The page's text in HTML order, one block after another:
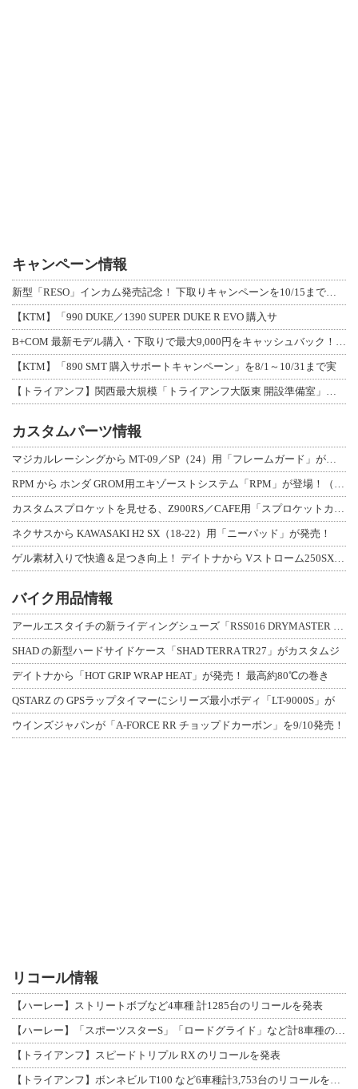
キャンペーン情報
【KTM】「990 DUKE／1390 SUPER DUKE R EVO 購入サ
【KTM】「890 SMT 購入サポートキャンペーン」を8/1～10/31まで実
カスタムパーツ情報
ネクサスから KAWASAKI H2 SX（18-22）用「ニーパッド」が発売！
バイク用品情報
SHAD の新型ハードサイドケース「SHAD TERRA TR27」がカスタムジ
デイトナから「HOT GRIP WRAP HEAT」が発売！ 最高約80℃の巻き
QSTARZ の GPSラップタイマーにシリーズ最小ボディ「LT-9000S」が
ウインズジャパンが「A-FORCE RR チョップドカーボン」を9/10発売！
リコール情報
【ハーレー】ストリートボブなど4車種 計1285台のリコールを発表
【トライアンフ】スピードトリプル RX のリコールを発表